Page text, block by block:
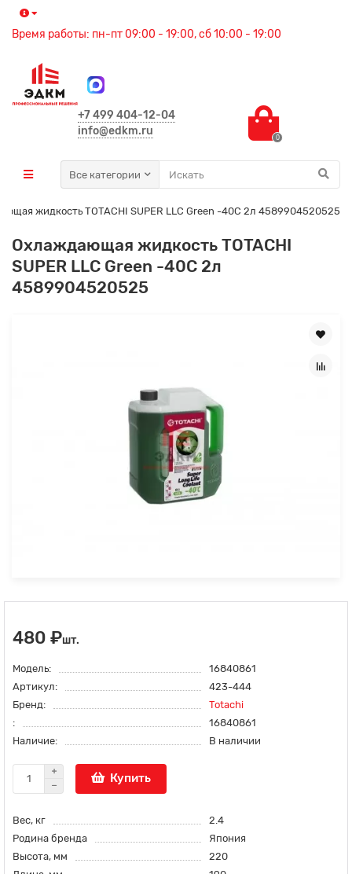
Время работы: пн-пт 09:00 - 19:00, сб 10:00 - 19:00
+7 499 404-12-04
info@edkm.ru
0
Все категории
жидкость TOTACHI SUPER LLC Green -40C 2л 4589904520525
Охлаждающая жидкость TOTACHI
SUPER LLC Green -40C 2л
4589904520525
480 ₽шт.
Модель:
16840861
Артикул:
423-444
Бренд:
Totachi
:
16840861
Наличие:
В наличии
Купить
Вес, кг
2.4
Родина бренда
Япония
Высота, мм
220